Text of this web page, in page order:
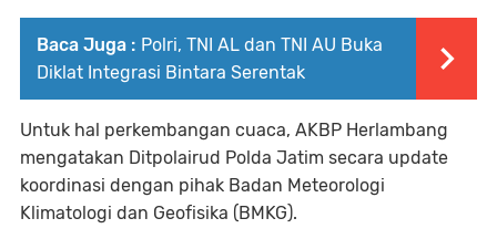
Baca Juga : Polri, TNI AL dan TNI AU Buka
Diklat Integrasi Bintara Serentak
Untuk hal perkembangan cuaca, AKBP Herlambang
mengatakan Ditpolairud Polda Jatim secara update
koordinasi dengan pihak Badan Meteorologi
Klimatologi dan Geofisika (BMKG).